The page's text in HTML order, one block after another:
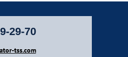
29-70
tss.com